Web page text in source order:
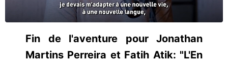
Fin de l'aventure pour Jonathan
Martins Perreira et Fatih Atik: "L'En